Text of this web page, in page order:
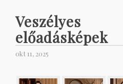
előadásképek
okt 11, 2025